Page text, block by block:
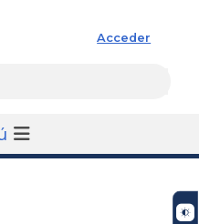
Acceder